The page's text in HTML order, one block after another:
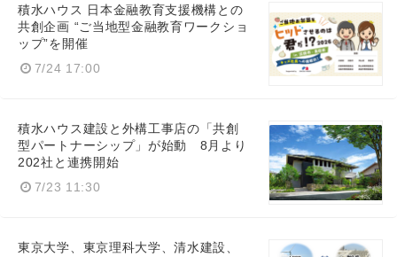
積水ハウス 日本金融教育支援機構との
共創企画 “ご当地型金融教育ワークショ
ップ”を開催
7/24 17:00
積水ハウス建設と外構工事店の「共創
型パートナーシップ」が始動 8月より
202社と連携開始
7/23 11:30
東京大学、東京理科大学、清水建設、